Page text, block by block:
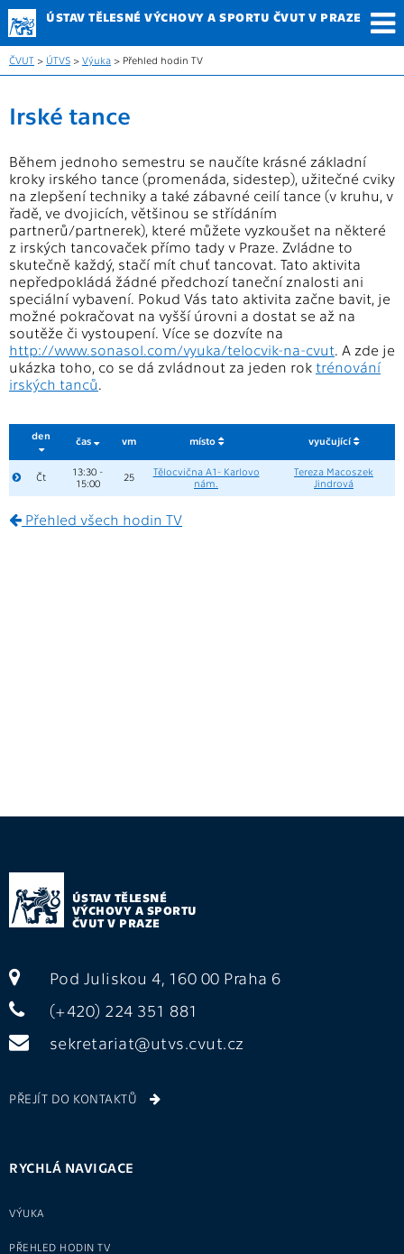
ÚSTAV TĚLESNÉ VÝCHOVY A SPORTU ČVUT V PRAZE
ČVUT > ÚTVS > Výuka > Přehled hodin TV
Irské tance
Během jednoho semestru se naučíte krásné základní
kroky irského tance (promenáda, sidestep), užitečné cviky
na zlepšení techniky a také zábavné ceilí tance (v kruhu, v
řadě, ve dvojicích, většinou se střídáním
partnerů/partnerek), které můžete vyzkoušet na některé
z irských tancovaček přímo tady v Praze. Zvládne to
skutečně každý, stačí mít chuť tancovat. Tato aktivita
nepředpokládá žádné předchozí taneční znalosti ani
speciální vybavení. Pokud Vás tato aktivita začne bavit, je
možné pokračovat na vyšší úrovni a dostat se až na
soutěže či vystoupení. Více se dozvíte na
http://www.sonasol.com/vyuka/telocvik-na-cvut. A zde je
ukázka toho, co se dá zvládnout za jeden rok trénování
irských tanců.
den čas vm místo vyučující
Čt
13:30 -
15:00
25
Tělocvična A1- Karlovo
nám.
Tereza Macoszek
Jindrová
Přehled všech hodin TV
ÚSTAV TĚLESNÉ
VÝCHOVY A SPORTU
ČVUT V PRAZE
Pod Juliskou 4, 160 00 Praha 6
(+420) 224 351 881
sekretariat@utvs.cvut.cz
PŘEJÍT DO KONTAKTŮ
RYCHLÁ NAVIGACE
VÝUKA
PŘEHLED HODIN TV